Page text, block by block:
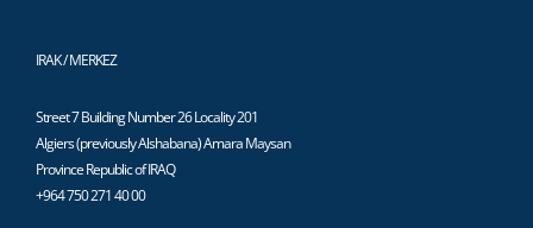
IRAK / MERKEZ
Street 7 Building Number 26 Locality 201
Algiers (previously Alshabana) Amara Maysan
Province Republic of IRAQ
+964 750 271 40 00